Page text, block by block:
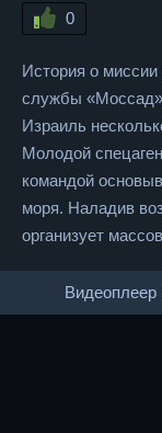
0
История о
службы
Израиль
Молодой
командой
моря. Наладив
организует
Видеоплеер